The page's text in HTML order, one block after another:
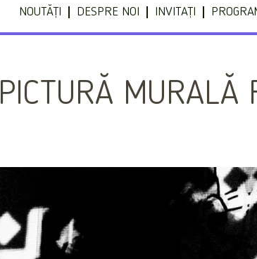
NOUTĂȚI DESPRE NOI INVITAȚI
PICTURĂ MURALĂ